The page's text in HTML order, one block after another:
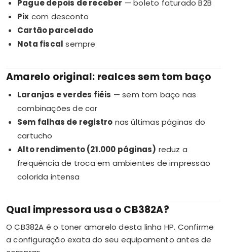
Pague depois de receber — boleto faturado B2B
Pix com desconto
Cartão parcelado
Nota fiscal sempre
Amarelo original: realces sem tom baço
Laranjas e verdes fiéis — sem tom baço nas
combinações de cor
Sem falhas de registro nas últimas páginas do
cartucho
Alto rendimento (21.000 páginas) reduz a
frequência de troca em ambientes de impressão
colorida intensa
Qual impressora usa o CB382A?
O CB382A é o toner amarelo desta linha HP. Confirme
a configuração exata do seu equipamento antes de